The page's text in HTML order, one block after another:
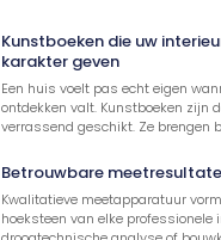
Kunstboeken die uw
karakter geven
Een huis voelt pas echt eigen
ontdekken valt. Kunstboeken zijn
verrassend geschikt. Ze brengen
Betrouwbare
Kwalitatieve meetapparatuur
hoeksteen van elke professionele